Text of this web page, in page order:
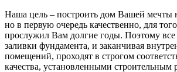
Наша цель – построить дом Вашей мечты
но в первую очередь качественно, для
прослужил Вам долгие годы. Поэтому все
заливки фундамента, и заканчивая
помещений, проходят в строгом
качества, установленными строительным